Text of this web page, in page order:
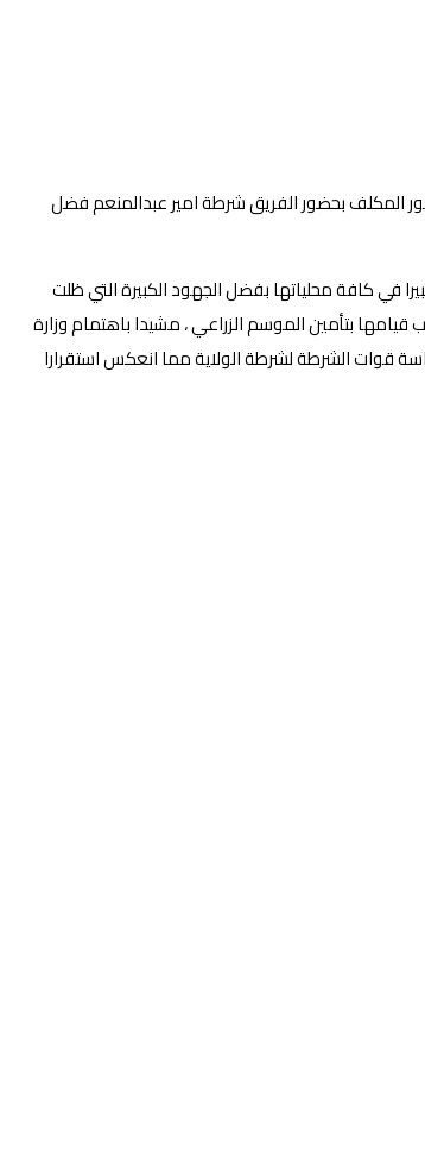
المكلف بحضور الفريق شرطة امير عبدالمنعم فضل
في كافة محلياتها بفضل الجهود الكبيرة التي ظلت
قيامها بتأمين الموسم الزراعي ، مشيدا باهتمام وزارة
قوات الشرطة لشرطة الولاية مما انعكس استقرارا